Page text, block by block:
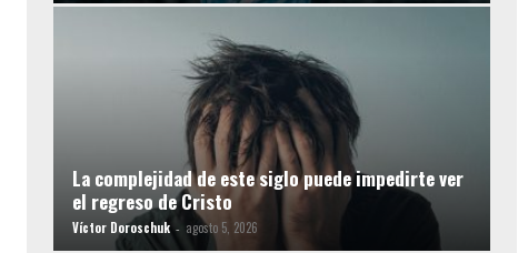
La complejidad de este siglo puede impedirte ver
el regreso de Cristo
Víctor Doroschuk - agosto 5, 2026